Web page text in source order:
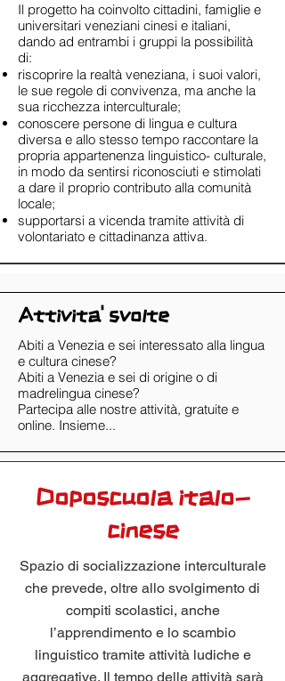
Il progetto ha coinvolto cittadini, famiglie e
universitari veneziani cinesi e italiani,
dando ad entrambi i gruppi la possibilità
di:
riscoprire la realtà veneziana, i suoi valori,
le sue regole di convivenza, ma anche la
sua ricchezza interculturale;
conoscere persone di lingua e cultura
diversa e allo stesso tempo raccontare la
propria appartenenza linguistico- culturale,
in modo da sentirsi riconosciuti e stimolati
a dare il proprio contributo alla comunità
locale;
supportarsi a vicenda tramite attività di
volontariato e cittadinanza attiva.
Attivita' svolte
Abiti a Venezia e sei interessato alla lingua
e cultura cinese?
Abiti a Venezia e sei di origine o di
madrelingua cinese?
Partecipa alle nostre attività, gratuite e
online. Insieme...
Doposcuola italo-
cinese
Spazio di socializzazione interculturale
che prevede, oltre allo svolgimento di
compiti scolastici, anche
l’apprendimento e lo scambio
linguistico tramite attività ludiche e
aggregative. Il tempo delle attività sarà